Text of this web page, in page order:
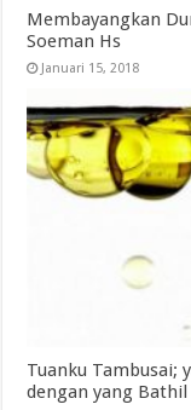
Membayangkan
Soeman Hs
Januari 15, 2018
Tuanku Tambusai;
dengan yang Bathil